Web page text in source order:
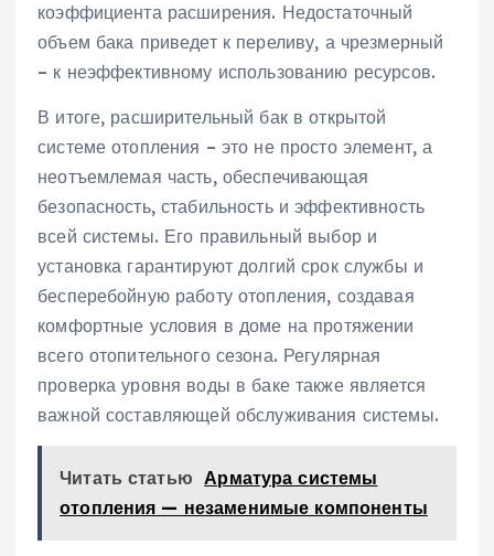
коэффициента расширения. Недостаточный
объем бака приведет к переливу‚ а чрезмерный
– к неэффективному использованию ресурсов.
В итоге‚ расширительный бак в открытой
системе отопления – это не просто элемент‚ а
неотъемлемая часть‚ обеспечивающая
безопасность‚ стабильность и эффективность
всей системы. Его правильный выбор и
установка гарантируют долгий срок службы и
бесперебойную работу отопления‚ создавая
комфортные условия в доме на протяжении
всего отопительного сезона. Регулярная
проверка уровня воды в баке также является
важной составляющей обслуживания системы.
Читать статью Арматура системы
отопления — незаменимые компоненты